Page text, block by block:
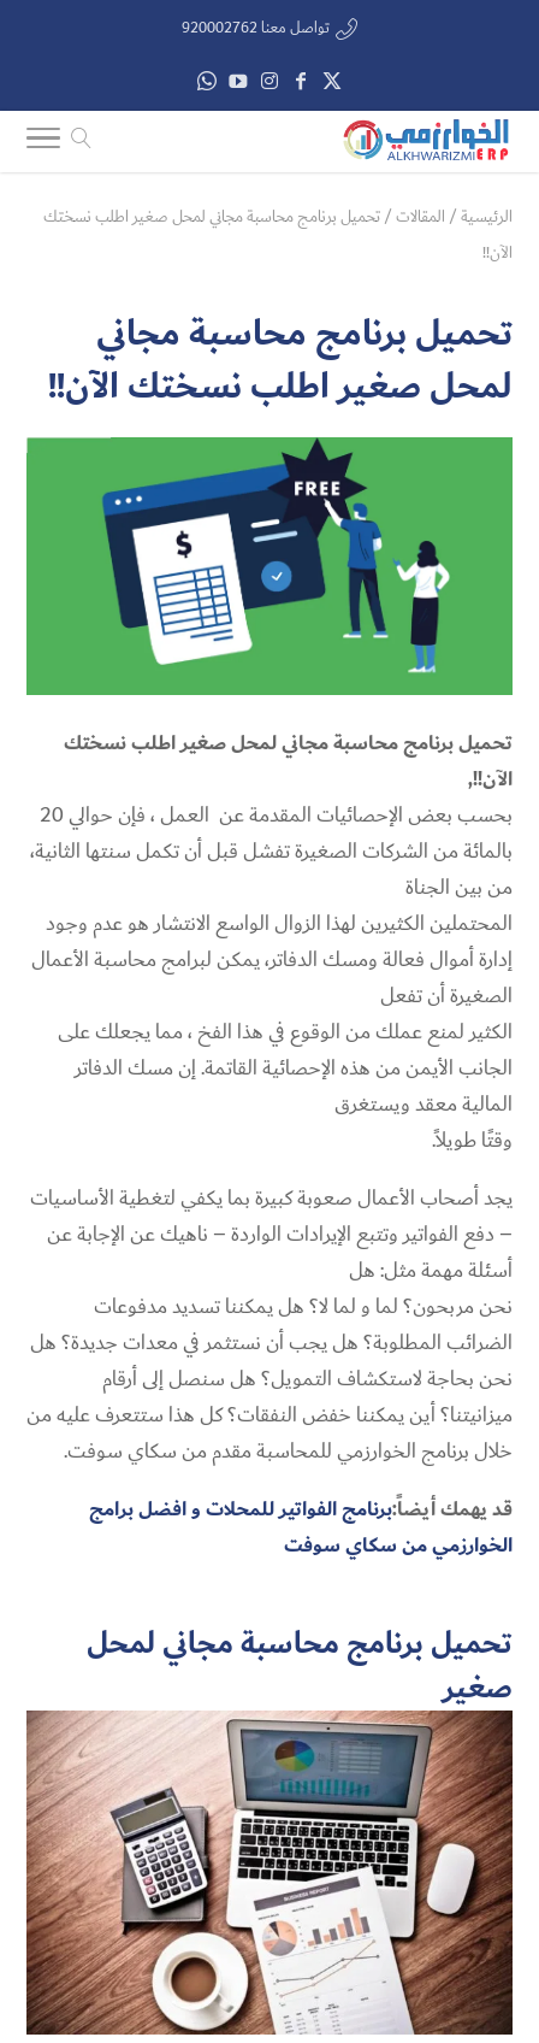
تواصل معنا 920002762
الرئيسية/ المقالات/تحميل برنامج محاسبة مجاني لمحل صغير اطلب نسختك
الآن!!
تحميل برنامج محاسبة مجاني
لمحل صغير اطلب نسختك الآن!!
تحميل برنامج محاسبة مجاني لمحل صغير اطلب نسختك
الآن!!,
بحسب بعض الإحصائيات المقدمة عن العمل ، فإن حوالي 20
بالمائة من الشركات الصغيرة تفشل قبل أن تكمل سنتها الثانية،
من بين الجناة
المحتملين الكثيرين لهذا الزوال الواسع الانتشار هو عدم وجود
إدارة أموال فعالة ومسك الدفاتر، يمكن لبرامج محاسبة الأعمال
الصغيرة أن تفعل
الكثير لمنع عملك من الوقوع في هذا الفخ ، مما يجعلك على
الجانب الأيمن من هذه الإحصائية القاتمة. إن مسك الدفاتر
المالية معقد ويستغرق
وقتًا طويلاً.
يجد أصحاب الأعمال صعوبة كبيرة بما يكفي لتغطية الأساسيات
– دفع الفواتير وتتبع الإيرادات الواردة – ناهيك عن الإجابة عن
أسئلة مهمة مثل: هل
نحن مربحون؟ لما و لما لا؟ هل يمكننا تسديد مدفوعات
الضرائب المطلوبة؟ هل يجب أن نستثمر في معدات جديدة؟ هل
نحن بحاجة لاستكشاف التمويل؟ هل سنصل إلى أرقام
ميزانيتنا؟ أين يمكننا خفض النفقات؟ كل هذا ستتعرف عليه من
خلال برنامج الخوارزمي للمحاسبة مقدم من سكاي سوفت.
قد يهمك أيضاً:برنامج الفواتير للمحلات و افضل برامج
الخوارزمي من سكاي سوفت
تحميل برنامج محاسبة مجاني لمحل
صغير